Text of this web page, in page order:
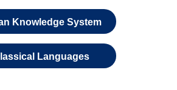
Knowledge System
Languages